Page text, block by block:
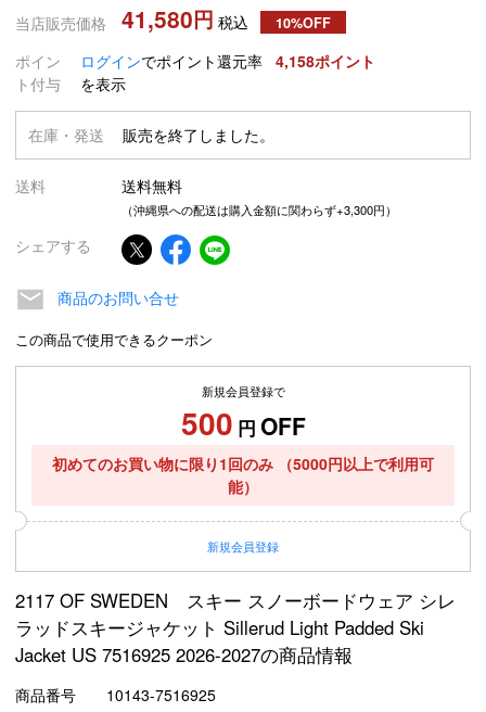
当店販売価格
41,580 税込 10%OFF
ポイン
ト付与
ログインでポイント還元率
を表示
4,158
在庫・発送 販売を終了しました。
送料 送料無料
（沖縄県への配送は購入金額に関わらず+3,300円）
シェアする
商品のお問い合せ
この商品で使用できるクーポン
新規会員登録で
500 円 OFF
初めてのお買い物に限り1回のみ
（5000円以上で利用可
能）
新規会員登録
2117 OF SWEDEN スキー スノーボードウェア シレ
ラッドスキージャケット Sillerud Light Padded Ski
Jacket US 7516925 2026-2027の商品情報
商品番号
10143-7516925